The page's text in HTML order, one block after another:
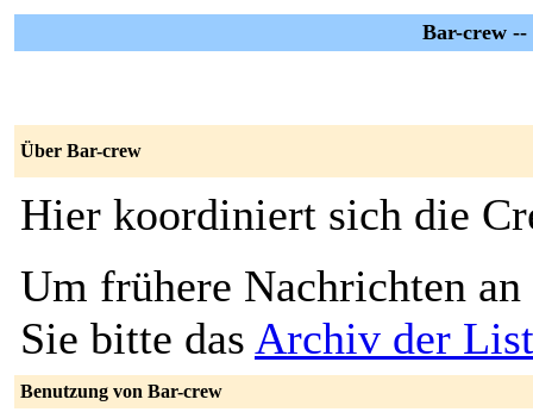
Bar-crew --
Über Bar-crew
Hier koordiniert sich die
Um frühere Nachrichten an
Sie bitte das Archiv der
Benutzung von Bar-crew